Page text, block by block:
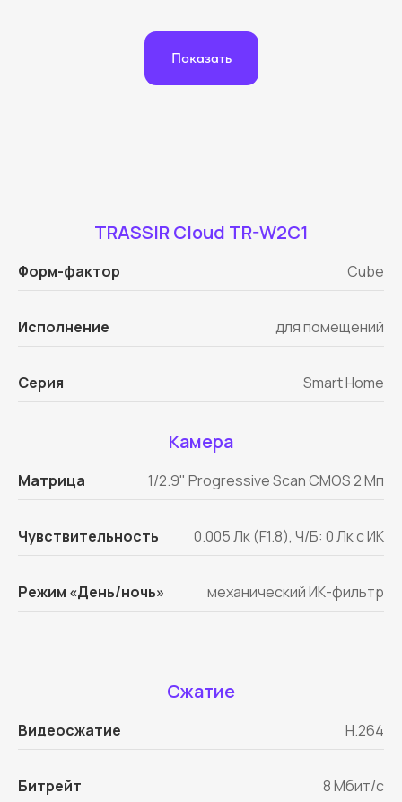
Показать
TRASSIR Cloud TR-W2C1
Форм-фактор Cube
Исполнение для помещений
Серия Smart Home
Камера
Матрица 1/2.9" Progressive Scan CMOS 2 Мп
Чувствительность 0.005 Лк (F1.8), Ч/Б: 0 Лк с ИК
Режим «День/ночь» механический ИК-фильтр
Сжатие
Видеосжатие H.264
Битрейт 8 Мбит/с